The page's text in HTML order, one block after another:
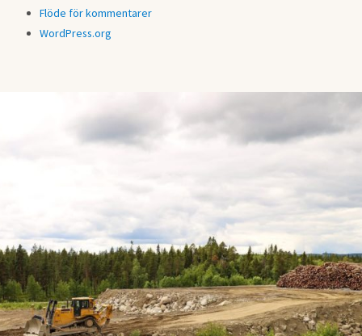
Flöde för kommentarer
WordPress.org